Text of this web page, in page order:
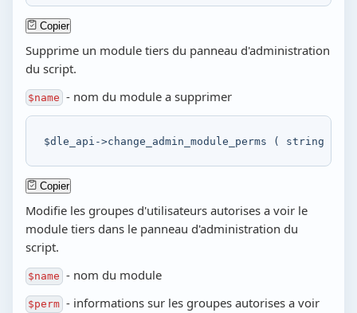
Copier
Supprime un module tiers du panneau d'administration
du script.
$name - nom du module a supprimer
$dle_api ->change_admin_module_perms ( string
Copier
Modifie les groupes d'utilisateurs autorises a voir le
module tiers dans le panneau d'administration du
script.
$name - nom du module
$perm - informations sur les groupes autorises a voir